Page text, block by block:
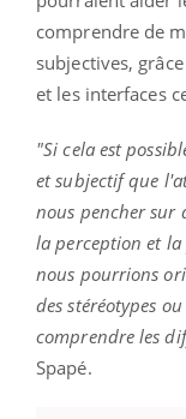
comprendre de
subjectives,
et les interfaces
"Si cela est
et subjectif que
nous pencher sur
la perception et la
nous pourrions
des stéréotypes
comprendre les
Spapé.